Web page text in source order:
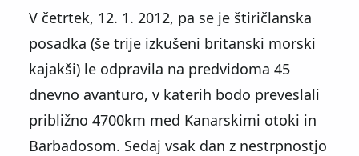
V četrtek, 12. 1. 2012, pa se je štiričlanska
posadka (še trije izkušeni britanski morski
kajakši) le odpravila na predvidoma 45
dnevno avanturo, v katerih bodo preveslali
približno 4700km med Kanarskimi otoki in
Barbadosom. Sedaj vsak dan z nestrpnostjo